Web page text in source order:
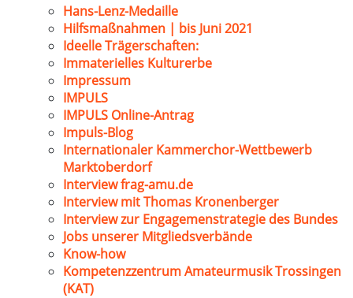
Hans-Lenz-Medaille
Hilfsmaßnahmen | bis Juni 2021
Ideelle Trägerschaften:
Immaterielles Kulturerbe
Impressum
IMPULS
IMPULS Online-Antrag
Impuls-Blog
Internationaler Kammerchor-Wettbewerb
Marktoberdorf
Interview frag-amu.de
Interview mit Thomas Kronenberger
Interview zur Engagemenstrategie des Bundes
Jobs unserer Mitgliedsverbände
Know-how
Kompetenzzentrum Amateurmusik Trossingen
(KAT)